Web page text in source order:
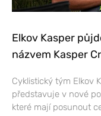
Elkov Kasper
názvem Kasper
Cyklistický tým Elkov
představuje v nové
které mají posunout